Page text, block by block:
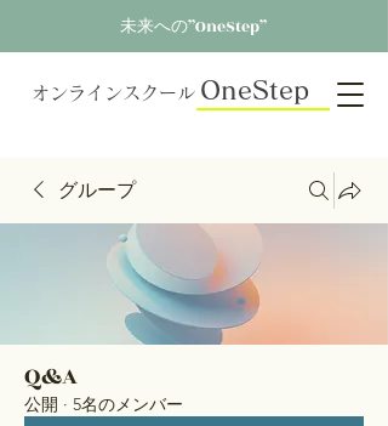
未来への”OneStep”
オンラインスクール OneStep
グループ
Q&A
公開 · 5名のメンバー